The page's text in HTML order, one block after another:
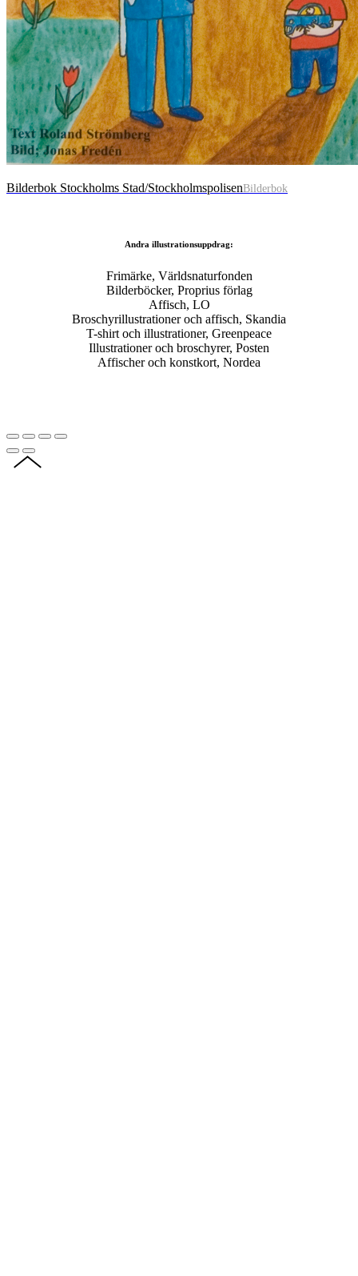
Bilderbok Stockholms Stad/StockholmspolisenBilderbok
Andra illustrationsuppdrag:
Frimärke, Världsnaturfonden
Bilderböcker, Proprius förlag
Affisch, LO
Broschyrillustrationer och affisch, Skandia
T-shirt och illustrationer, Greenpeace
Illustrationer och broschyrer, Posten
Affischer och konstkort, Nordea